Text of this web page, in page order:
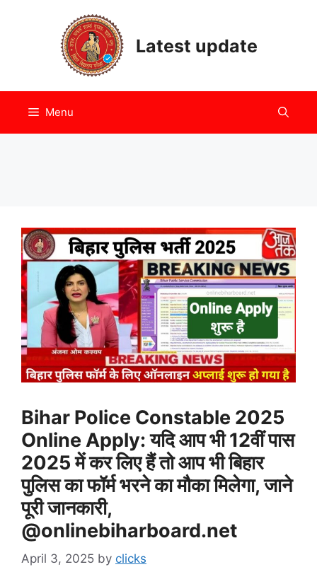
Latest update
Menu
Bihar Police Constable 2025
Online Apply: यदि आप भी 12वीं पास
2025 में कर लिए हैं तो आप भी बिहार
पुलिस का फॉर्म भरने का मौका मिलेगा, जाने
पूरी जानकारी,
@onlinebiharboard.net
April 3, 2025 by clicks